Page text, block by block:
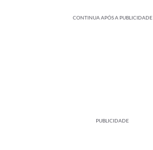
CONTINUA APÓS A PUBLICIDADE
PUBLICIDADE